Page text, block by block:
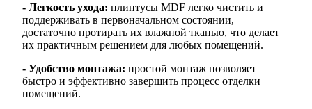
- Легкость ухода: плинтусы MDF легко чистить и
поддерживать в первоначальном состоянии,
достаточно протирать их влажной тканью, что делает
их практичным решением для любых помещений.
- Удобство монтажа: простой монтаж позволяет
быстро и эффективно завершить процесс отделки
помещений.